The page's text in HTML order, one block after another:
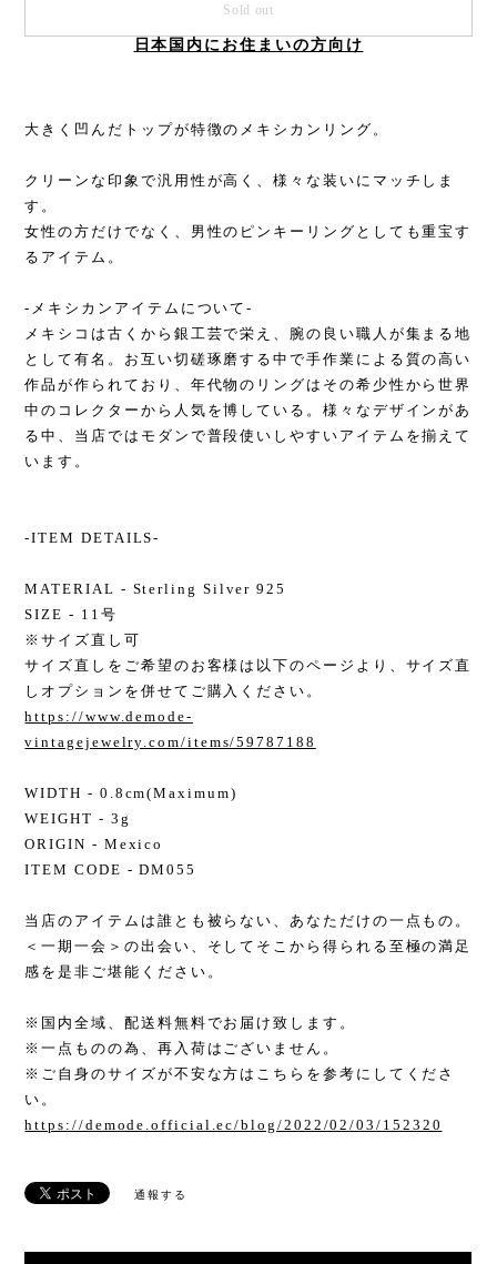
Sold out
日本国内にお住まいの方向け
大きく凹んだトップが特徴のメキシカンリング。
クリーンな印象で汎用性が高く、様々な装いにマッチしま
す。
女性の方だけでなく、男性のピンキーリングとしても重宝す
るアイテム。
-メキシカンアイテムについて-
メキシコは古くから銀工芸で栄え、腕の良い職人が集まる地
として有名。お互い切磋琢磨する中で手作業による質の高い
作品が作られており、年代物のリングはその希少性から世界
中のコレクターから人気を博している。様々なデザインがあ
る中、当店ではモダンで普段使いしやすいアイテムを揃えて
います。
-ITEM DETAILS-
MATERIAL - Sterling Silver 925
SIZE - 11号
※サイズ直し可
サイズ直しをご希望のお客様は以下のページより、サイズ直
しオプションを併せてご購入ください。
https://www.demode-
vintagejewelry.com/items/59787188
WIDTH - 0.8cm(Maximum)
WEIGHT - 3g
ORIGIN - Mexico
ITEM CODE - DM055
当店のアイテムは誰とも被らない、あなただけの一点もの。
＜一期一会＞の出会い、そしてそこから得られる至極の満足
感を是非ご堪能ください。
※国内全域、配送料無料でお届け致します。
※一点ものの為、再入荷はございません。
※ご自身のサイズが不安な方はこちらを参考にしてくださ
い。
https://demode.official.ec/blog/2022/02/03/152320
通報する